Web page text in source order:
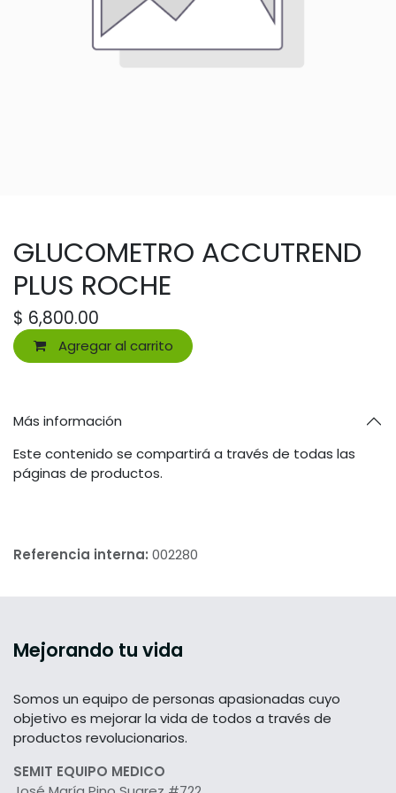
GLUCOMETRO ACCUTREND
PLUS ROCHE
$ 6,800.00
Agregar al carrito
Más información
Este contenido se compartirá a través de todas las
páginas de productos.
Referencia interna: 002280
Mejorando tu vida
Somos un equipo de personas apasionadas cuyo
objetivo es mejorar la vida de todos a través de
productos revolucionarios.
SEMIT EQUIPO MEDICO